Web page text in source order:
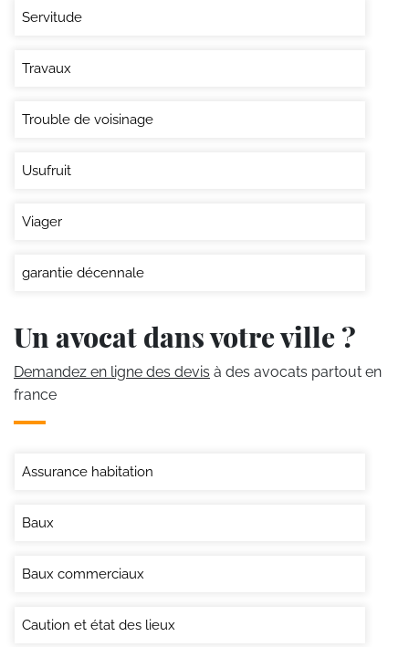
Servitude
Travaux
Trouble de voisinage
Usufruit
Viager
garantie décennale
Un avocat dans votre ville ?
Demandez en ligne des devis à des avocats partout en
france
Assurance habitation
Baux
Baux commerciaux
Caution et état des lieux